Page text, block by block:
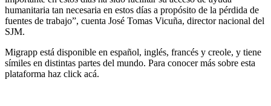
humanitaria tan necesaria en estos días a propósito de la pérdida de
fuentes de trabajo”, cuenta José Tomas Vicuña, director nacional del
SJM.
Migrapp está disponible en español, inglés, francés y creole, y tiene
símiles en distintas partes del mundo. Para conocer más sobre esta
plataforma haz click acá.